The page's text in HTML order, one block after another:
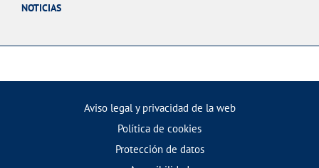
NOTICIAS
Aviso legal y privacidad de la web
Política de cookies
Protección de datos